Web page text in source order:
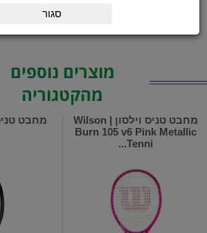
מוצרים נוספים
מהקטגוריה
מחבט טניס וילסון | Wilson
Burn 105 v6 Pink Metallic
Tenni...
סגור